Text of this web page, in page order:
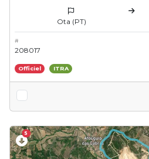
Ota (PT)
#
208017
Officiel ITRA
5